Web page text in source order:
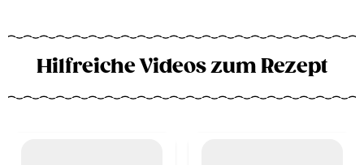
Hilfreiche Videos zum Rezept